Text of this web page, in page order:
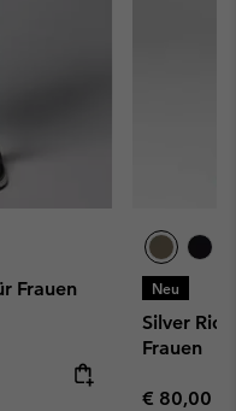
Frauen Neu
Silver
Frauen
Regular
€ 80,00